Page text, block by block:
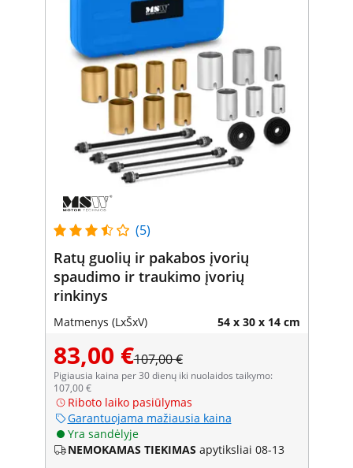
(5)
Ratų guolių ir pakabos įvorių
spaudimo ir traukimo įvorių
rinkinys
Matmenys (LxŠxV) 54 x 30 x 14 cm
83,00 €107,00 €
Pigiausia kaina per 30 dienų iki nuolaidos taikymo:
107,00 €
Riboto laiko pasiūlymas
Garantuojama mažiausia kaina
Yra sandėlyje
NEMOKAMAS TIEKIMAS apytiksliai 08-13